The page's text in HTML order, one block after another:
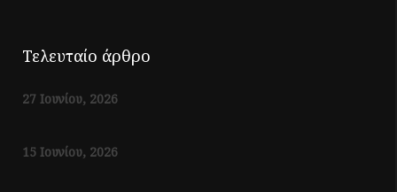
Τελευταίο άρθρο
27 Ιουνίου, 2026
15 Ιουνίου, 2026